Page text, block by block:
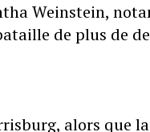
Weinstein,
de plus de
alors que